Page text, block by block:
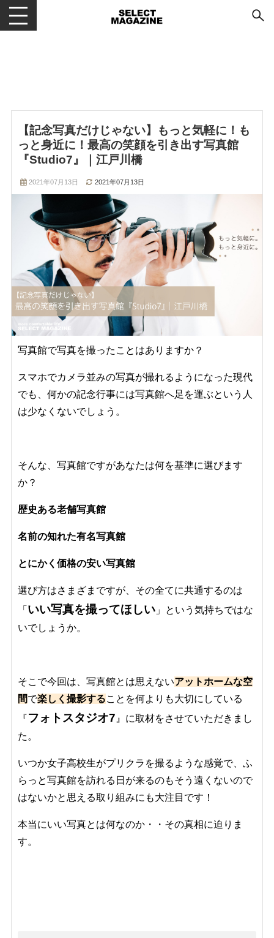
メニューを開閉する
【記念写真だけじゃない】もっと気軽に！も
っと身近に！最高の笑顔を引き出す写真館
『Studio7』｜江戸川橋
2021年07月13日 2021年07月13日
写真館で写真を撮ったことはありますか？
スマホでカメラ並みの写真が撮れるようになった現代
でも、何かの記念行事には写真館へ足を運ぶという人
は少なくないでしょう。
そんな、写真館ですがあなたは何を基準に選びます
か？
歴史ある老舗写真館
名前の知れた有名写真館
とにかく価格の安い写真館
選び方はさまざまですが、その全てに共通するのは
「 いい写真を撮ってほしい」という気持ちではな
いでしょうか。
そこで今回は、写真館とは思えないアットホームな空
間で楽しく撮影することを何よりも大切にしている
『フォトスタジオ7 』に取材をさせていただきまし
た。
いつか女子高校生がプリクラを撮るような感覚で、ふ
らっと写真館を訪れる日が来るのもそう遠くないので
はないかと思える取り組みにも大注目です！
本当にいい写真とは何なのか・・その真相に迫りま
す。